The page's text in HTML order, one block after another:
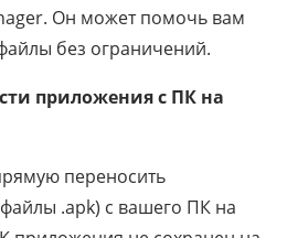
Он может помочь вам
без ограничений.
приложения с ПК на
переносить
.apk) с вашего ПК на